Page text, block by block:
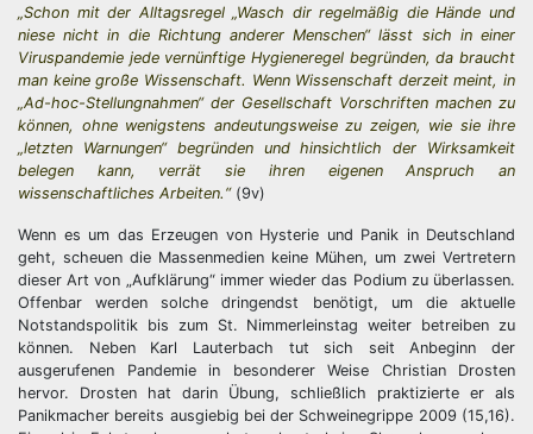
„Schon mit der Alltagsregel „Wasch dir regelmäßig die Hände und
niese nicht in die Richtung anderer Menschen“ lässt sich in einer
Viruspandemie jede vernünftige Hygieneregel begründen, da braucht
man keine große Wissenschaft. Wenn Wissenschaft derzeit meint, in
„Ad-hoc-Stellungnahmen“ der Gesellschaft Vorschriften machen zu
können, ohne wenigstens andeutungsweise zu zeigen, wie sie ihre
„letzten Warnungen“ begründen und hinsichtlich der Wirksamkeit
belegen kann, verrät sie ihren eigenen Anspruch an
wissenschaftliches Arbeiten.“(9v)
Wenn es um das Erzeugen von Hysterie und Panik in Deutschland
geht, scheuen die Massenmedien keine Mühen, um zwei Vertretern
dieser Art von „Aufklärung“ immer wieder das Podium zu überlassen.
Offenbar werden solche dringendst benötigt, um die aktuelle
Notstandspolitik bis zum St. Nimmerleinstag weiter betreiben zu
können. Neben Karl Lauterbach tut sich seit Anbeginn der
ausgerufenen Pandemie in besonderer Weise Christian Drosten
hervor. Drosten hat darin Übung, schließlich praktizierte er als
Panikmacher bereits ausgiebig bei der Schweinegrippe 2009 (15,16).